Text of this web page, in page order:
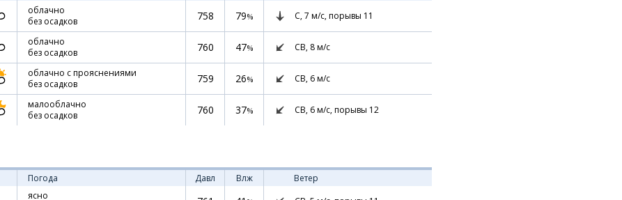
облачно
без осадков
758 79% С, 7 м/с, порывы 11
облачно
без осадков
760 47% СВ, 8м/с
облачно с прояснениями
без осадков
759 26% СВ, 6м/с
малооблачно
без осадков
760 37% СВ, 6м/с, порывы 12
Погода Давл Влж
Ветер
ясно